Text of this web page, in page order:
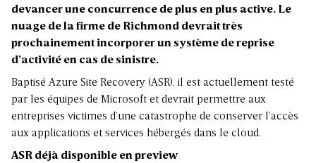
devancer une concurrence de plus en plus active. Le
nuage de la firme de Richmond devrait très
prochainement incorporer un système de reprise
d’activité en cas de sinistre.
Baptisé Azure Site Recovery (ASR), il est actuellement testé
par les équipes de Microsoft et devrait permettre aux
entreprises victimes d’une catastrophe de conserver l’accès
aux applications et services hébergés dans le cloud.
ASR déjà disponible en preview